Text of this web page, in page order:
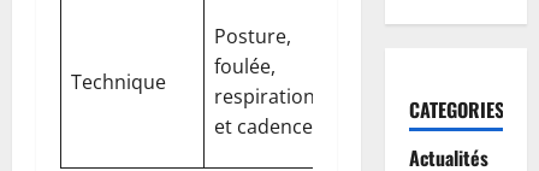
Technique
Posture,
foulée,
respiration
et cadence
Réduit les
et améliore
CATEGORIES
Actualités